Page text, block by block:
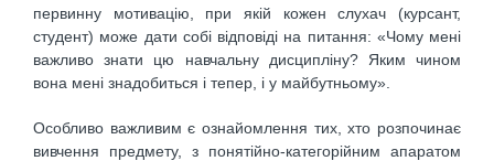
первинну мотивацію, при якій кожен слухач (курсант,
студент) може дати собі відповіді на питання: «Чому мені
важливо знати цю навчальну дисципліну? Яким чином
вона мені знадобиться і тепер, і у майбутньому».
Особливо важливим є ознайомлення тих, хто розпочинає
вивчення предмету, з понятійно-категорійним апаратом